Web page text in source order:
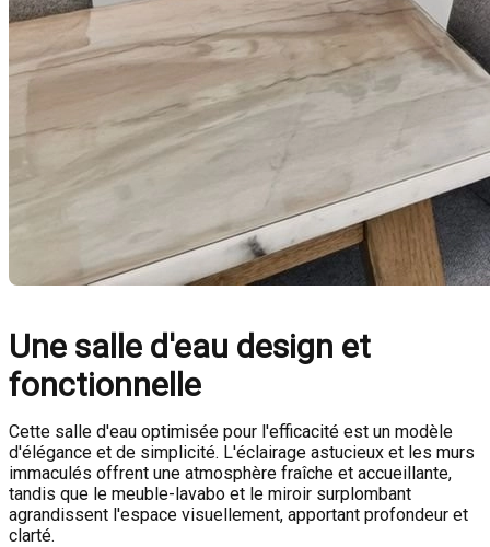
Une salle d'eau design et
fonctionnelle
Cette salle d'eau optimisée pour l'efficacité est un modèle
d'élégance et de simplicité. L'éclairage astucieux et les murs
immaculés offrent une atmosphère fraîche et accueillante,
tandis que le meuble-lavabo et le miroir surplombant
agrandissent l'espace visuellement, apportant profondeur et
clarté.